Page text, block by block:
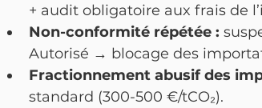
+ audit obligatoire aux frais de
Non-conformité répétée :
Autorisé → blocage des
Fractionnement abusif des
standard (300-500 €/tCO₂).